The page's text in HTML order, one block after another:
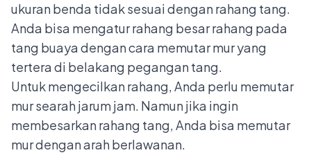
ukuran benda tidak sesuai dengan rahang tang.
Anda bisa mengatur rahang besar rahang pada
tang buaya dengan cara memutar mur yang
tertera di belakang pegangan tang.
Untuk mengecilkan rahang, Anda perlu memutar
mur searah jarum jam. Namun jika ingin
membesarkan rahang tang, Anda bisa memutar
mur dengan arah berlawanan.